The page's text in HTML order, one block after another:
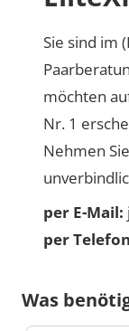
Sie sind im
möchten
Nr. 1
Nehmen
per E-Mail:
per
Was